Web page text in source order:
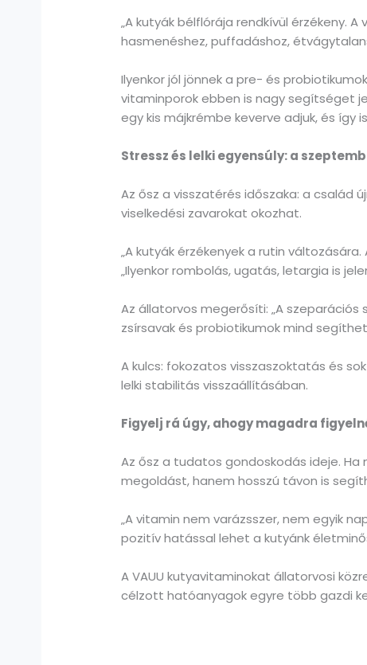
„A kutyák bélflórája rendkívül érzékeny.
hasmenéshez, puffadáshoz,
Ilyenkor jól jönnek a pre- és
vitaminporok ebben is nagy segítséget
egy kis májkrémbe keverve adjuk, és így
Stressz és lelki egyensúly: a
Az ősz a visszatérés időszaka: a család
viselkedési zavarokat okozhat.
„A kutyák érzékenyek a rutin
„Ilyenkor rombolás, ugatás, letargia is
Az állatorvos megerősíti: „A
zsírsavak és probiotikumok mind
A kulcs: fokozatos visszaszoktatás és
lelki stabilitás visszaállításában.
Figyelj rá úgy, ahogy magadra
Az ősz a tudatos gondoskodás ideje.
megoldást, hanem hosszú távon is
„A vitamin nem varázsszer, nem egyik
pozitív hatással lehet a kutyánk
A VAUU kutyavitaminokat állatorvosi
célzott hatóanyagok egyre több gazdi